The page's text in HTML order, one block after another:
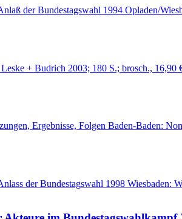
der Bundestagswahl 1994 Opladen/
+ Budrich 2003; 180 S.; brosch.,
Ergebnisse, Folgen Baden-Baden:
der Bundestagswahl 1998 Wiesbaden: